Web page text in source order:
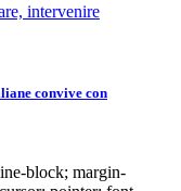
intervenire
convive con
block; margin-